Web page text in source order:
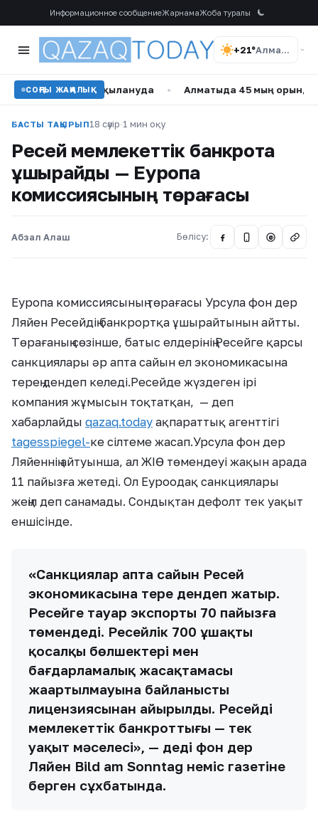
Информационное сообщениеЖарнамаЖоба туралы
+21° Алматы
СОҢҒЫ ЖАҢАЛЫҚ
қызу талқылануда • Алматыда 45 мың орындық жаңа
БАСТЫ ТАҚЫРЫП18 сәуір·1 мин оқу
Ресей мемлекеттік банкротқа
ұшырайды — Еуропа
комиссиясының төрағасы
Абзал Алаш Бөлісу: @
Еуропа комиссиясының төрағасы Урсула фон дер
Ляйен Ресейдің банкрортқа ұшырайтынын айтты.
Төрағаның сөзінше, батыс елдерінің Ресейге қарсы
санкциялары әр апта сайын ел экономикасына
терең дендеп келеді.Ресейде жүздеген ірі
компания жұмысын тоқтатқан, — деп
хабарлайды qazaq.today ақпараттық агенттігі
tagesspiegel-ке сілтеме жасап.Урсула фон дер
Ляйеннің айтуынша, ал ЖІӨ төмендеуі жақын арада
11 пайызға жетеді. Ол Еуроодақ санкциялары
жеңіл деп санамады. Сондықтан дефолт тек уақыт
еншісінде.
«Санкциялар апта сайын Ресей
экономикасына терең дендеп жатыр.
Ресейге тауар экспорты 70 пайызға
төмендеді. Ресейлік 700 ұшақтың
қосалқы бөлшектері мен
бағдарламалық жасақтамасы
жаңартылмауына байланысты
лицензиясынан айырылды. Ресейдің
мемлекеттік банкроттығы — тек
уақыт мәселесі», — деді фон дер
Ляйен Bild am Sonntag неміс газетіне
берген сұхбатында.